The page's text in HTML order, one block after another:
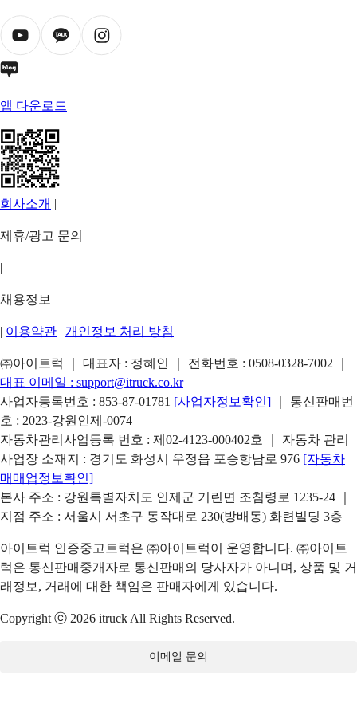
앱 다운로드
회사소개 |
제휴/광고 문의
|
채용정보
| 이용약관 | 개인정보 처리 방침
㈜아이트럭 ｜ 대표자 : 정혜인 ｜ 전화번호 : 0508-0328-7002
대표 이메일 : support@itruck.co.kr
사업자등록번호 : 853-87-01781 [사업자정보확인]
｜ 통신판매번
호 : 2023-강원인제-0074
자동차관리사업등록 번호 : 제02-4123-000402호 ｜ 자동차 관리
사업장 소재지 : 경기도 화성시 우정읍 포승항남로 976 [자동차
매매업정보확인]
본사 주소 : 강원특별자치도 인제군 기린면 조침령로 1235-24 ｜
지점 주소 : 서울시 서초구 동작대로 230(방배동) 화련빌딩 3층
아이트럭 인증중고트럭은 ㈜아이트럭이 운영합니다. ㈜아이트
럭은 통신판매중개자로 통신판매의 당사자가 아니며, 상품 및 거
래정보, 거래에 대한 책임은 판매자에게 있습니다.
Copyright ⓒ 2026 itruck All Rights Reserved.
이메일 문의